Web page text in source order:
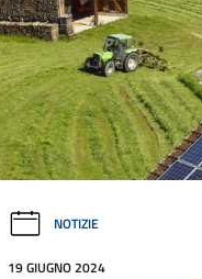
NOTIZIE
19 GIUGNO 2024